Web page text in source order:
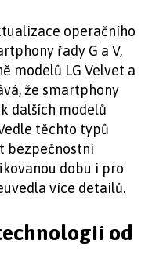
operačního
řady G a V,
modelů LG Velvet a
že smartphony
dalších modelů
těchto typů
bezpečnostní
dobu i pro
více detailů.
od